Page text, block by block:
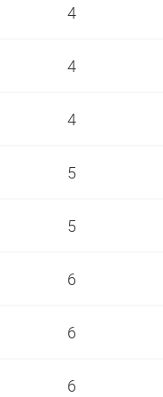
4
4
4
5
5
6
6
6